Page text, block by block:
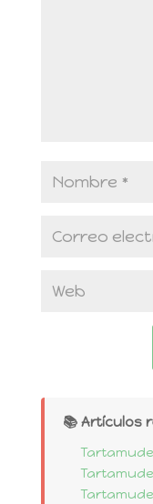
📚 Artículos